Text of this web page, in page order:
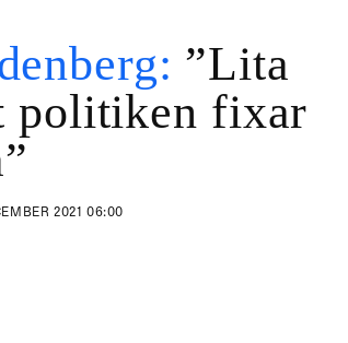
”Lita
politiken fixar
2021 06:00